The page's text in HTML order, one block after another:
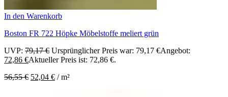
In den Warenkorb
Boston FR 722 Höpke Möbelstoffe meliert grün
UVP: 79,17€ Ursprünglicher Preis war: 79,17 €Angebot:
72,86 €Aktueller Preis ist: 72,86 €.
56,55€ 52,04 € /m²